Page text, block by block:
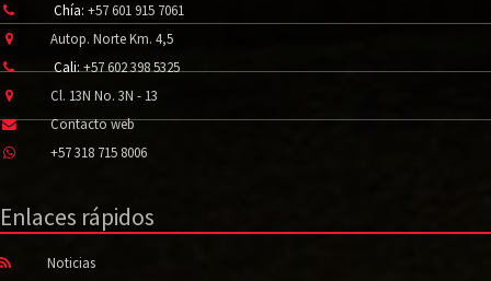
Chía:+57 601 915 7061
Autop. Norte Km. 4,5
Cali:+57 602 398 5325
Cl. 13N No. 3N - 13
Contacto web
+57 318 715 8006
Enlaces rápidos
Noticias